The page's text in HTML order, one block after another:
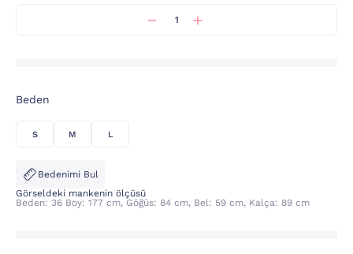
Beden
S M L
Bedenimi Bul
Görseldeki mankenin ölçüsü
Beden: 36 Boy: 177 cm, Göğüs: 84 cm, Bel: 59 cm, Kalça: 89 cm